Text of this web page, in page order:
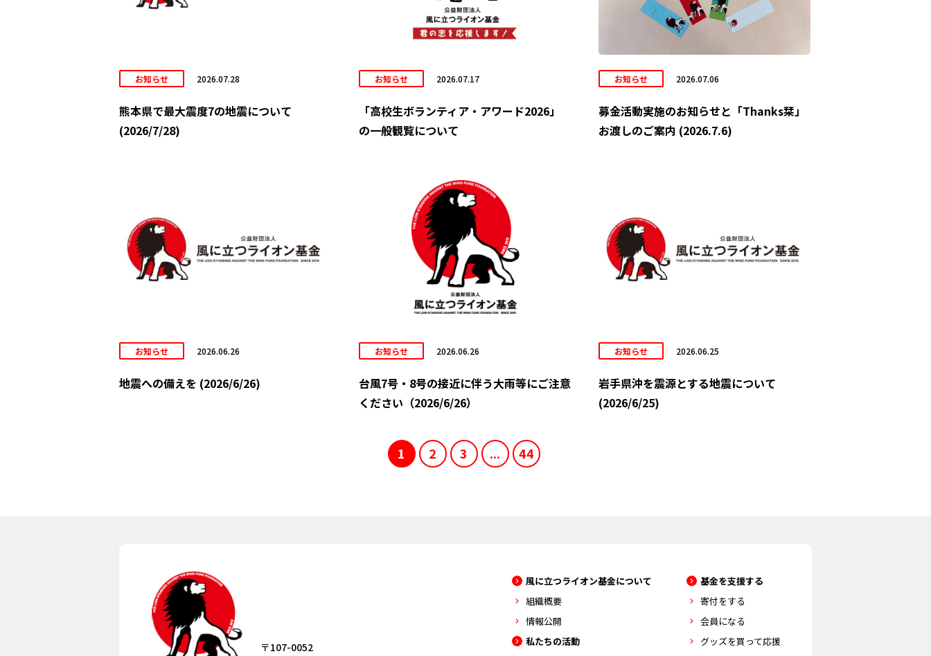
お知らせ 2026.07.28
熊本県で最大震度7の地震について
(2026/7/28)
お知らせ 2026.07.17
「高校生ボランティア・アワード2026」
の一般観覧について
お知らせ 2026.07.06
募金活動実施のお知らせと「Thanks栞」
お渡しのご案内 (2026.7.6)
お知らせ 2026.06.26
地震への備えを (2026/6/26)
お知らせ 2026.06.26
台風7号・8号の接近に伴う大雨等にご注意
ください（2026/6/26）
お知らせ 2026.06.25
岩手県沖を震源とする地震について
(2026/6/25)
1 2 3 ... 44
〒107-0052
風に立つライオン基金について
組織概要
情報公開
私たちの活動
基金を支援する
寄付をする
会員になる
グッズを買って応援